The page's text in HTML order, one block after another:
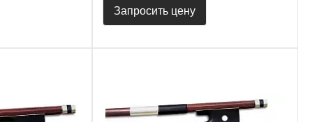
Запросить цену